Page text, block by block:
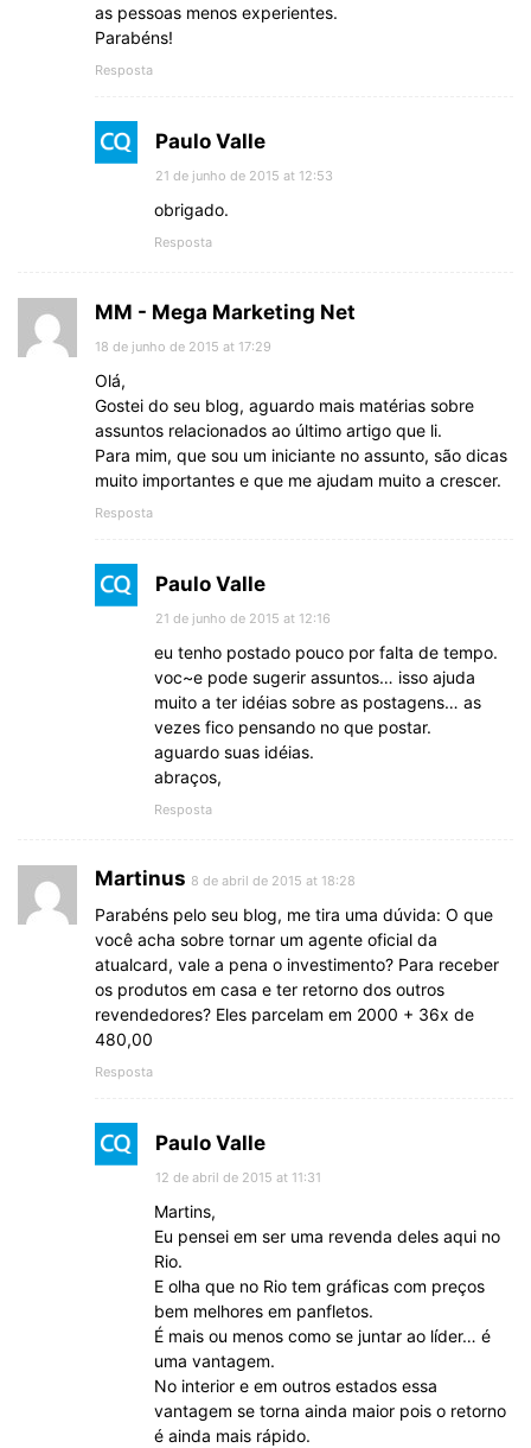
as pessoas menos experientes.
Parabéns!
Resposta
Paulo Valle
21 de junho de 2015 at 12:53
obrigado.
Resposta
MM - Mega Marketing Net
18 de junho de 2015 at 17:29
Olá,
Gostei do seu blog, aguardo mais matérias sobre
assuntos relacionados ao último artigo que li.
Para mim, que sou um iniciante no assunto, são dicas
muito importantes e que me ajudam muito a crescer.
Resposta
Paulo Valle
21 de junho de 2015 at 12:16
eu tenho postado pouco por falta de tempo.
voc~e pode sugerir assuntos… isso ajuda
muito a ter idéias sobre as postagens… as
vezes fico pensando no que postar.
aguardo suas idéias.
abraços,
Resposta
Martinus 8 de abril de 2015 at 18:28
Parabéns pelo seu blog, me tira uma dúvida: O que
você acha sobre tornar um agente oficial da
atualcard, vale a pena o investimento? Para receber
os produtos em casa e ter retorno dos outros
revendedores? Eles parcelam em 2000 + 36x de
480,00
Resposta
Paulo Valle
12 de abril de 2015 at 11:31
Martins,
Eu pensei em ser uma revenda deles aqui no
Rio.
E olha que no Rio tem gráficas com preços
bem melhores em panfletos.
É mais ou menos como se juntar ao líder… é
uma vantagem.
No interior e em outros estados essa
vantagem se torna ainda maior pois o retorno
é ainda mais rápido.